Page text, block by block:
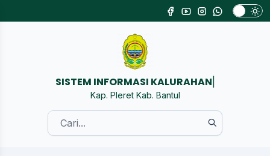
SISTEM I|
Kap. Pleret Kab. Bantul